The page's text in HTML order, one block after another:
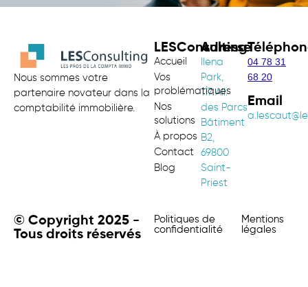
Nous sommes votre
partenaire novateur dans la
comptabilité immobilière.
LESConsulting
Accueil
Vos
problématiques
Nos
solutions
À propos
Contact
Blog
Adresse
Ilena
Park,
117 All.
des Parcs
Bâtiment
B2,
69800
Saint-
Priest
04 78 31
68 20
Email
© Copyright 2025 -
Tous droits réservés
Mentions
légales
Politiques de
confidentialité